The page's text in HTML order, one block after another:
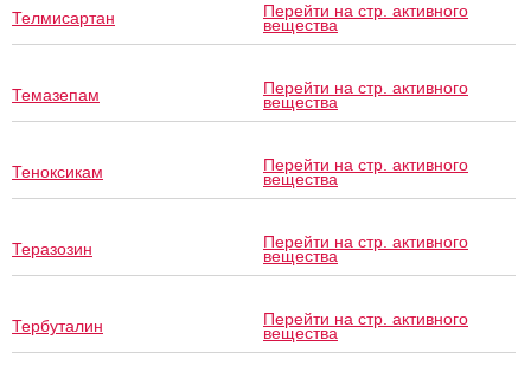
Телмисартан Перейти на стр. активного
вещества
Темазепам Перейти на стр. активного
вещества
Теноксикам Перейти на стр. активного
вещества
Теразозин Перейти на стр. активного
вещества
Тербуталин Перейти на стр. активного
вещества